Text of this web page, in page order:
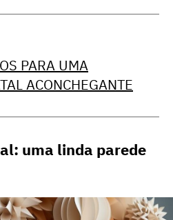
PARA UMA
ACONCHEGANTE
uma linda parede